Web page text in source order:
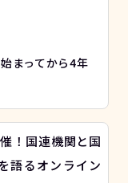
まってから4年